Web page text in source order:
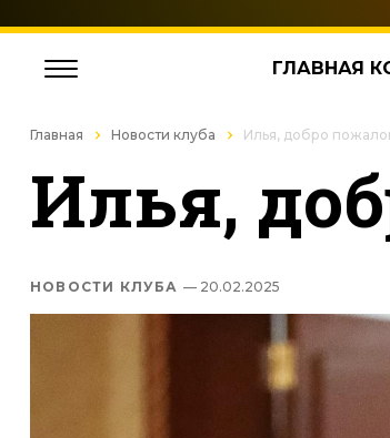
ГЛАВНАЯ
Главная Новости клуба Илья, добро
Илья,
НОВОСТИ КЛУБА — 20.02.2025